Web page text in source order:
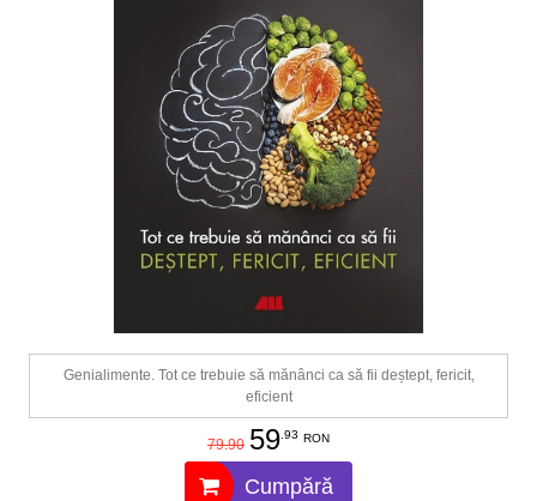
Genialimente. Tot ce trebuie să mănânci ca să fii deștept, fericit,
eficient
79.90 59.93 RON
Cumpără